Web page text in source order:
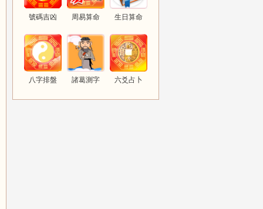
號碼吉凶 周易算命 生日算命
八字排盤 諸葛測字 六爻占卜